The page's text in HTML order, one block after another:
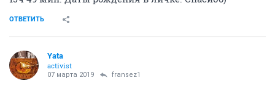
ОТВЕТИТЬ
Yata
activist
07 марта 2019 fransez1